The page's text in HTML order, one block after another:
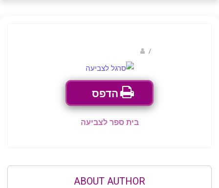
/
הדפס
בית ספר לצביעה
ABOUT AUTHOR